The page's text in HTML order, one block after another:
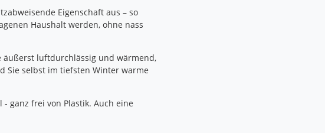
Eigenschaft aus – so
Haushalt werden, ohne nass
äußerst luftdurchlässig und wärmend,
Sie selbst im tiefsten Winter warme
ganz frei von Plastik. Auch eine